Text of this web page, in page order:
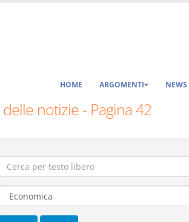
HOME ARGOMENTI NEWS
notizie - Pagina 42